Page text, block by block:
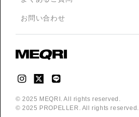
© 2025 MEQRI. All rights reserved.
© 2025 PROPELLER. All rights reserved.
お問い合わせ